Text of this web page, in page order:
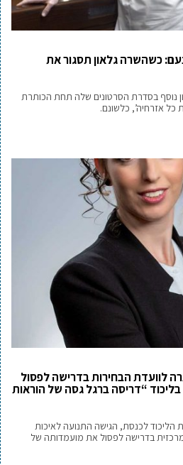
כשהשרה גלאון תסגור את
נוסף בסדרת הסרטונים שלה תחת הכותרת
אזרחיה’, כלשונם.
לוועדת הבחירות בדרישה לפסול
“דריסה ברגל גסה של הוראות
לכנסת, הגישה התנועה לאיכות
בדרישה לפסול את מועמדותה של